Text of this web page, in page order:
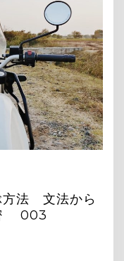
方法 文法から
003